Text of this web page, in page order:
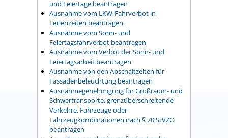
und Feiertage beantragen
Ausnahme vom LKW-Fahrverbot in
Ferienzeiten beantragen
Ausnahme vom Sonn- und
Feiertagsfahrverbot beantragen
Ausnahme vom Verbot der Sonn- und
Feiertagsarbeit beantragen
Ausnahme von den Abschaltzeiten für
Fassadenbeleuchtung beantragen
Ausnahmegenehmigung für Großraum- und
Schwertransporte, grenzüberschreitende
Verkehre, Fahrzeuge oder
Fahrzeugkombinationen nach § 70 StVZO
beantragen